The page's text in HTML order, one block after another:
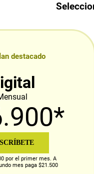
destacado
por el primer mes. A
mes paga $21.500